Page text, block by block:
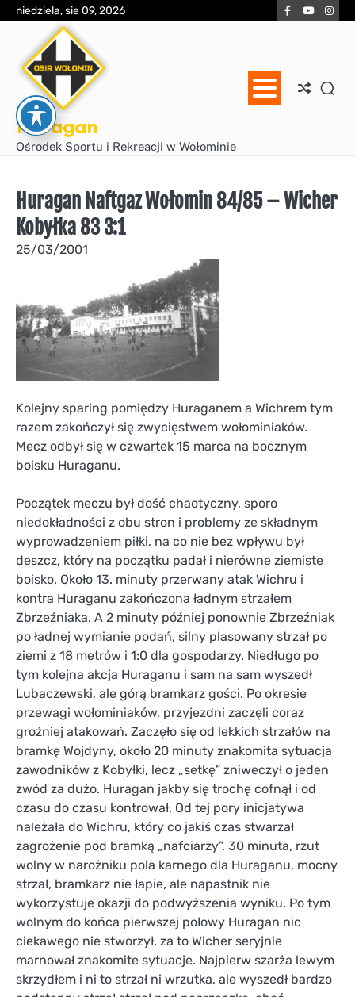
Skip
content
niedziela, sie 09, 2026 Facebook
YouTube
Huragan
Ośrodek Sportu i Rekreacji w Wołominie
Huragan Naftgaz Wołomin 84/85 – Wicher
Kobyłka 83 3:1
25/03/2001
Kolejny sparing pomiędzy Huraganem a Wichrem tym
razem zakończył się zwycięstwem wołominiaków.
Mecz odbył się w czwartek 15 marca na bocznym
boisku Huraganu.
Początek meczu był dość chaotyczny, sporo
niedokładności z obu stron i problemy ze składnym
wyprowadzeniem piłki, na co nie bez wpływu był
deszcz, który na początku padał i nierówne ziemiste
boisko. Około 13. minuty przerwany atak Wichru i
kontra Huraganu zakończona ładnym strzałem
Zbrzeźniaka. A 2 minuty później ponownie Zbrzeźniak
po ładnej wymianie podań, silny plasowany strzał po
ziemi z 18 metrów i 1:0 dla gospodarzy. Niedługo po
tym kolejna akcja Huraganu i sam na sam wyszedł
Lubaczewski, ale górą bramkarz gości. Po okresie
przewagi wołominiaków, przyjezdni zaczęli coraz
groźniej atakowań. Zaczęło się od lekkich strzałów na
bramkę Wojdyny, około 20 minuty znakomita sytuacja
zawodników z Kobyłki, lecz „setkę” zniweczył o jeden
zwód za dużo. Huragan jakby się trochę cofnął i od
czasu do czasu kontrował. Od tej pory inicjatywa
należała do Wichru, który co jakiś czas stwarzał
zagrożenie pod bramką „nafciarzy”. 30 minuta, rzut
wolny w narożniku pola karnego dla Huraganu, mocny
strzał, bramkarz nie łapie, ale napastnik nie
wykorzystuje okazji do podwyższenia wyniku. Po tym
wolnym do końca pierwszej połowy Huragan nic
ciekawego nie stworzył, za to Wicher seryjnie
marnował znakomite sytuacje. Najpierw szarża lewym
skrzydłem i ni to strzał ni wrzutka, ale wyszedł bardzo